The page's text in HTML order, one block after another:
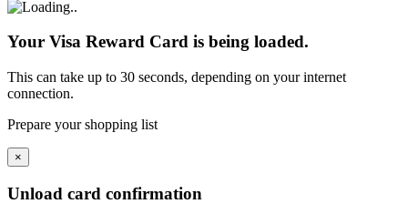
Your Visa Reward Card is being loaded.
This can take up to 30 seconds, depending on your internet
connection.
Prepare your shopping list
×
Unload card confirmation